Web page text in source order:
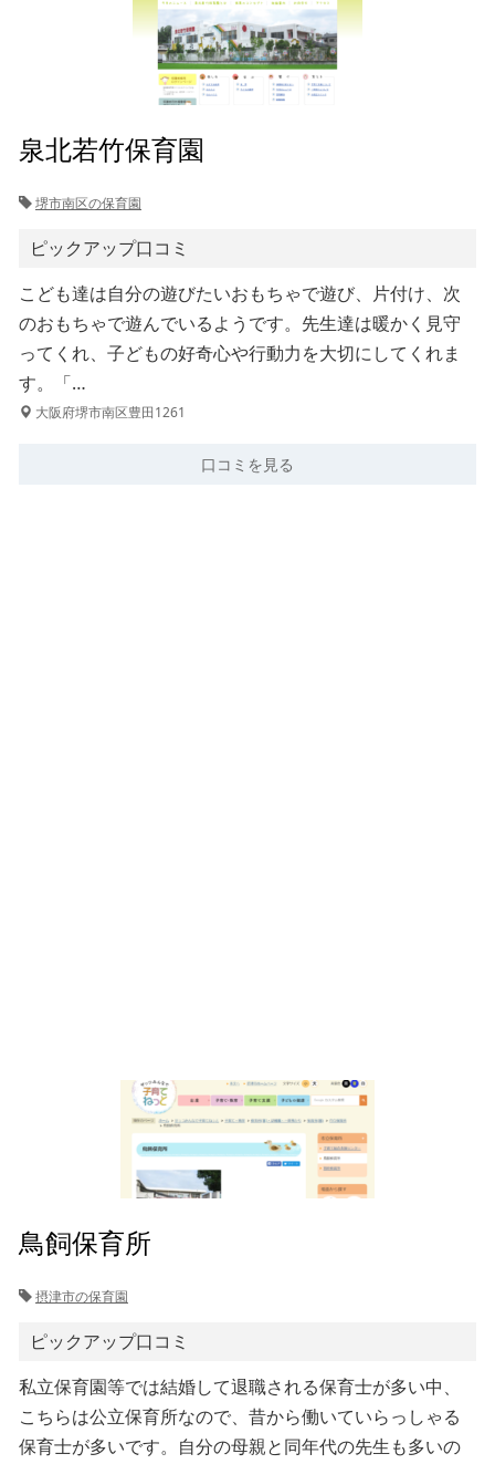
泉北若竹保育園
堺市南区の保育園
ピックアップ口コミ
こども達は自分の遊びたいおもちゃで遊び、片付け、次
のおもちゃで遊んでいるようです。先生達は暖かく見守
ってくれ、子どもの好奇心や行動力を大切にしてくれま
す。「…
大阪府堺市南区豊田1261
口コミを見る
鳥飼保育所
摂津市の保育園
ピックアップ口コミ
私立保育園等では結婚して退職される保育士が多い中、
こちらは公立保育所なので、昔から働いていらっしゃる
保育士が多いです。自分の母親と同年代の先生も多いの